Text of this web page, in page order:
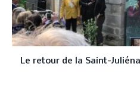
Le retour de la Saint-